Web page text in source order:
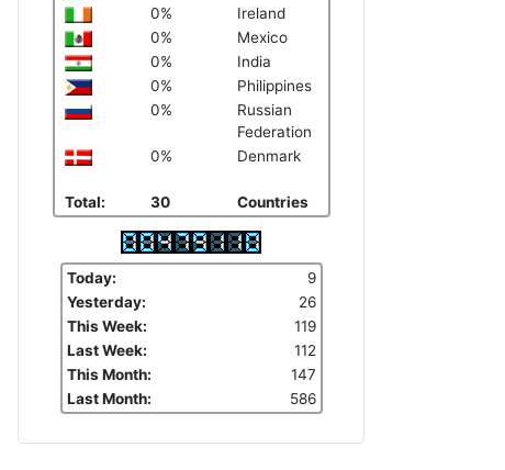
0%
Ireland
0%
Mexico
0%
India
0%
Philippines
0%
Russian
Federation
0%
Denmark
Total: 30 Countries
Today:
9
Yesterday:
26
This Week:
119
Last Week:
112
This Month:
147
Last Month:
586